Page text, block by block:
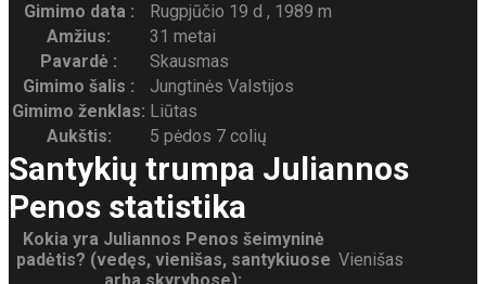
Gimimo data :
Rugpjūčio 19 d , 1989 m
Amžius:
31 metai
Pavardė :
Skausmas
Gimimo šalis :
Jungtinės Valstijos
Gimimo ženklas: Liūtas
Aukštis:
5 pėdos 7 colių
Santykių trumpa Juliannos
Penos statistika
Kokia yra Juliannos Penos šeimyninė
padėtis? (vedęs, vienišas, santykiuose Vienišas